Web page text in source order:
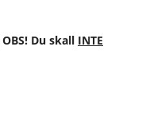
OBS! Du skall INTE